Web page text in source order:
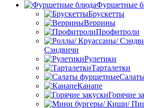
Фуршетные
Брускетты
Веррины
Профитроли
Сэндвичи
Рулетики
Тарталетки
Канапе
Горячие